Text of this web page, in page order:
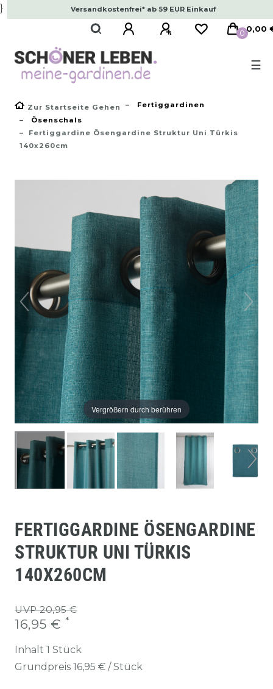
} Versandkostenfrei* ab 59 EUR Einkauf
0 0,00
☰
Zur Startseite Gehen
Fertiggardinen
Ösenschals
Fertiggardine Ösengardine Struktur Uni Türkis
140x260cm
Vergrößern durch berühren
FERTIGGARDINE ÖSENGARDINE
STRUKTUR UNI TÜRKIS
140X260CM
UVP 20,95 €
16,95 € *
Inhalt 1 Stück
Grundpreis 16,95 € / Stück